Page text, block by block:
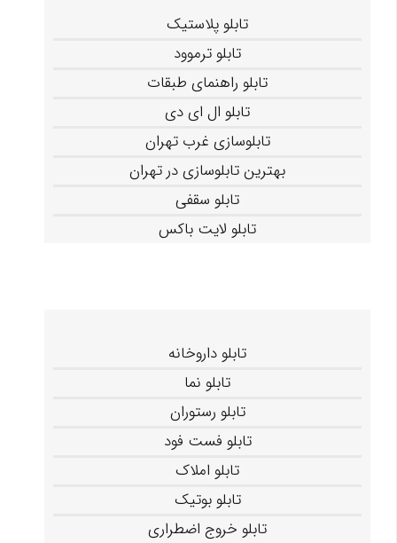
تابلو پلاستیک
تابلو ترموود
تابلو راهنمای طبقات
تابلو ال ای دی
تابلوسازی غرب تهران
بهترین تابلوسازی در تهران
تابلو سقفی
تابلو لایت باکس
تابلو داروخانه
تابلو نما
تابلو رستوران
تابلو فست فود
تابلو املاک
تابلو بوتیک
تابلو خروج اضطراری